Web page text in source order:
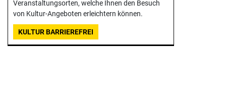
Veranstaltungsorten, welche Ihnen den Besuch
von Kultur-Angeboten erleichtern können.
KULTUR BARRIEREFREI